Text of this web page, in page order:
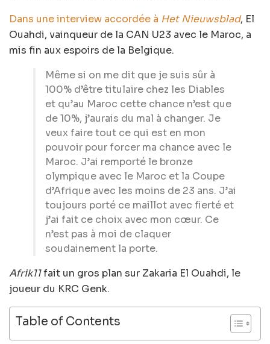
Dans une interview accordée à Het Nieuwsblad, El
Ouahdi, vainqueur de la CAN U23 avec le Maroc, a
mis fin aux espoirs de la Belgique.
Même si on me dit que je suis sûr à
100% d’être titulaire chez les Diables
et qu’au Maroc cette chance n’est que
de 10%, j’aurais du mal à changer. Je
veux faire tout ce qui est en mon
pouvoir pour forcer ma chance avec le
Maroc. J’ai remporté le bronze
olympique avec le Maroc et la Coupe
d’Afrique avec les moins de 23 ans. J’ai
toujours porté ce maillot avec fierté et
j’ai fait ce choix avec mon cœur. Ce
n’est pas à moi de claquer
soudainement la porte.
Afrik11fait un gros plan sur Zakaria El Ouahdi, le
joueur du KRC Genk.
Table of Contents